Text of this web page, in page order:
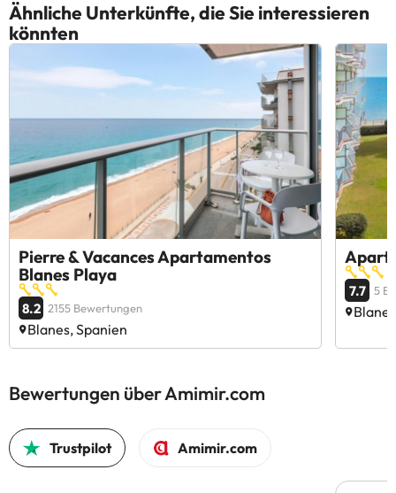
Ähnliche Unterkünfte, die Sie interessieren
könnten
Pierre & Vacances Apartamentos
Blanes Playa
8.2 2155 Bewertungen
Blanes, Spanien
7.7 5
Bewertungen über Amimir.com
Trustpilot Amimir.com